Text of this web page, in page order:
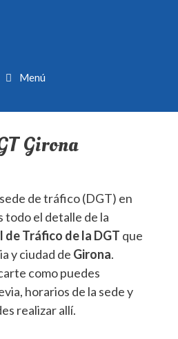
Menú
Girona
de tráfico (DGT) en
todo el detalle de la
Tráfico de la DGT que
y ciudad de Girona.
como puedes
horarios de la sede y
realizar allí.